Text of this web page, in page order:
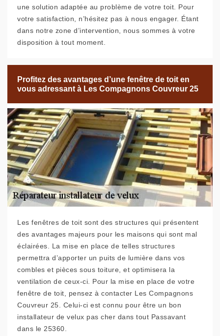
une solution adaptée au problème de votre toit. Pour
votre satisfaction, n’hésitez pas à nous engager. Étant
dans notre zone d’intervention, nous sommes à votre
disposition à tout moment.
Profitez des avantages d’une fenêtre de toit en
vous adressant à Les Compagnons Couvreur 25
Les fenêtres de toit sont des structures qui présentent
des avantages majeurs pour les maisons qui sont mal
éclairées. La mise en place de telles structures
permettra d’apporter un puits de lumière dans vos
combles et pièces sous toiture, et optimisera la
ventilation de ceux-ci. Pour la mise en place de votre
fenêtre de toit, pensez à contacter Les Compagnons
Couvreur 25. Celui-ci est connu pour être un bon
installateur de velux pas cher dans tout Passavant
dans le 25360.